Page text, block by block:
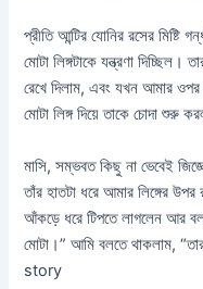
প্রীতি আন্টির যোনির রসের
মোটা লিঙ্গটাকে যন্ত্রণা দিচ্ছিল।
রেখে দিলাম, এবং যখন আমার
মোটা লিঙ্গ দিয়ে তাকে চোদা শুরু
মাসি, সম্ভবত কিছু না ভেবেই
তাঁর হাতটা ধরে আমার লিঙ্গের
আঁকড়ে ধরে টিপতে লাগলেন আর
মোটা।” আমি বলতে থাকলাম,
story